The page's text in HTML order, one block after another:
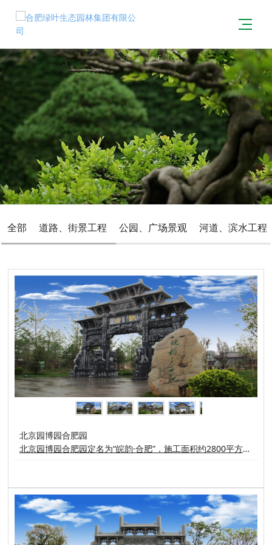
全部 道路、街景工程 公园、广场景观 河道、滨水工程
北京园博园合肥园
北京园博园合肥园定名为“皖韵·合肥”，施工面积约2800平方米，其中绿化约1610平方米，园建约700平方米，水面约380平方米，位于传统展园区内，展园主体与红叶石楠、龙柏、红叶李等安徽特有的观赏树种团团相拥；与园博会主展馆遥遥相望。合肥园以徽派建筑的特色手法，通过“包公”这一载体，展示了廉政无私的气节。伫立门前的是一方高达8.58米的青石牌坊，为徽州“古建三绝”之一，寓意国泰民安、高风亮节。黄石